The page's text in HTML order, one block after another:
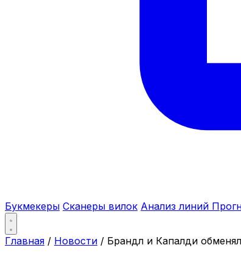
Букмекеры Сканеры вилок Анализ линий
Главная / Новости / Брандл и Капалди